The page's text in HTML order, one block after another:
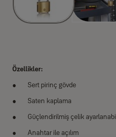
Özellikler:
Sert pirinç gövde
Saten kaplama
Güçlendirilmiş çelik
Anahtar ile açılım